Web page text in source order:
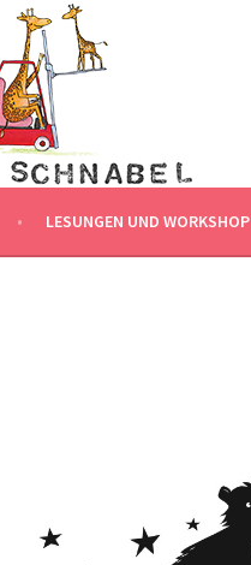
LESUNGEN UND WORKSHOP